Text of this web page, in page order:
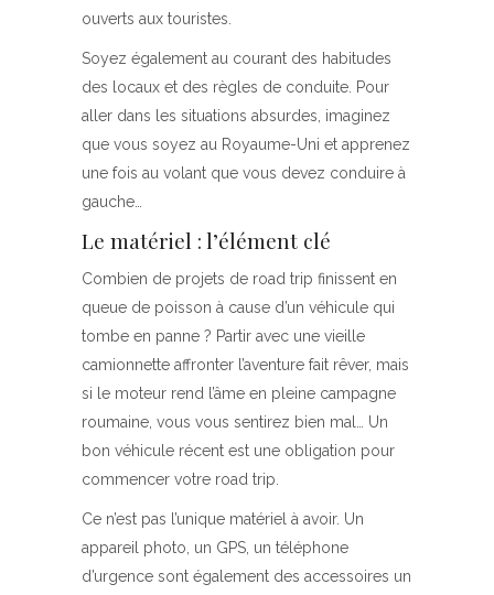
ouverts aux touristes.
Soyez également au courant des habitudes
des locaux et des règles de conduite. Pour
aller dans les situations absurdes, imaginez
que vous soyez au Royaume-Uni et apprenez
une fois au volant que vous devez conduire à
gauche…
Le matériel : l’élément clé
Combien de projets de road trip finissent en
queue de poisson à cause d’un véhicule qui
tombe en panne ? Partir avec une vieille
camionnette affronter l’aventure fait rêver, mais
si le moteur rend l’âme en pleine campagne
roumaine, vous vous sentirez bien mal… Un
bon véhicule récent est une obligation pour
commencer votre road trip.
Ce n’est pas l’unique matériel à avoir. Un
appareil photo, un GPS, un téléphone
d’urgence sont également des accessoires un